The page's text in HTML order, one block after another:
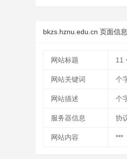
bkzs.hznu.edu.cn 页面信息
网站标题 11
网站关键词 个
网站描述 个
服务器信息 协
网站内容 ***